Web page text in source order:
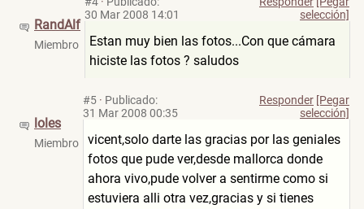
RandAlf
Miembro
30 Mar 2008 14:01
selección]
Estan muy bien las fotos...Con que cámara
hiciste las fotos ? saludos
loles
Miembro
#5 · Publicado:
31 Mar 2008 00:35
Responder [Pegar
selección]
vicent,solo darte las gracias por las geniales
fotos que pude ver,desde mallorca donde
ahora vivo,pude volver a sentirme como si
estuviera alli otra vez,gracias y si tienes